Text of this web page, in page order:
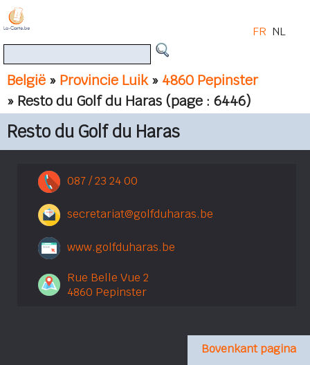
België » Provincie Luik» 4860 Pepinster
» Resto du Golf du Haras (page : 6446)
FR NL
Resto du Golf du Haras
087 / 23 24 00
secretariat@golfduharas.be
www.golfduharas.be
Rue Belle Vue 2
4860 Pepinster
Bovenkant pagina